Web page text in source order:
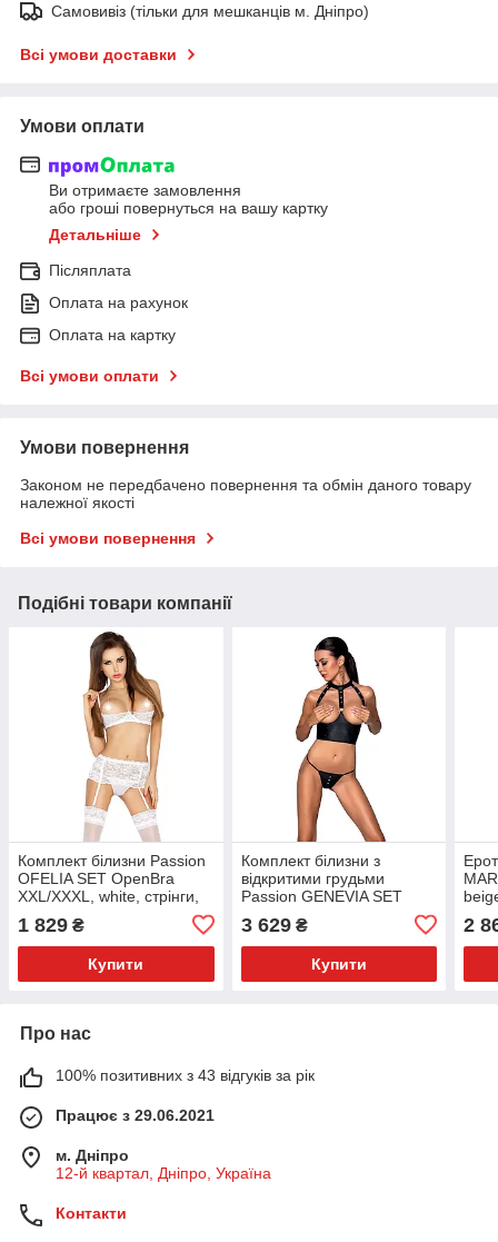
Самовивіз (тільки для мешканців м. Дніпро)
Всі умови доставки
Умови оплати
Ви отримаєте замовлення
або гроші повернуться на вашу картку
Детальніше
Післяплата
Оплата на рахунок
Оплата на картку
Всі умови оплати
Умови повернення
Законом не передбачено повернення та обмін даного товару
належної якості
Всі умови повернення
Подібні товари компанії
Комплект білизни Passion
OFELIA SET OpenBra
XXL/XXXL, white, стрінги,
пояс
1 829 ₴
Купити
Комплект білизни з
відкритими грудьми
Passion GENEVIA SET
XXL/XXXL black, корсет,
стрі
3 629₴
Купити
2
Про нас
100% позитивних з 43 відгуків за рік
Працює з 29.06.2021
м. Дніпро
12-й квартал, Дніпро, Україна
Контакти